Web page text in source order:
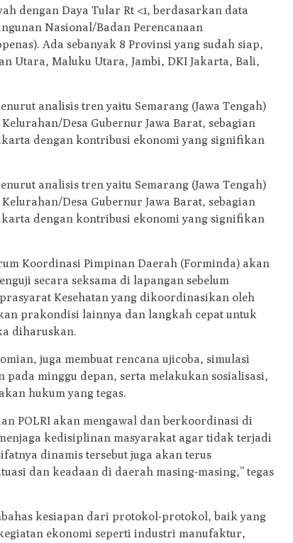
dengan Daya Tular Rt <1, berdasarkan data
Nasional/Badan Perencanaan
Ada sebanyak 8 Provinsi yang sudah siap,
Utara, Maluku Utara, Jambi, DKI Jakarta, Bali,
analisis tren yaitu Semarang (Jawa Tengah)
Desa Gubernur Jawa Barat, sebagian
dengan kontribusi ekonomi yang signifikan
analisis tren yaitu Semarang (Jawa Tengah)
Desa Gubernur Jawa Barat, sebagian
dengan kontribusi ekonomi yang signifikan
Koordinasi Pimpinan Daerah (Forminda) akan
secara seksama di lapangan sebelum
Kesehatan yang dikoordinasikan oleh
prakondisi lainnya dan langkah cepat untuk
diharuskan.
juga membuat rencana ujicoba, simulasi
pada minggu depan, serta melakukan sosialisasi,
hukum yang tegas.
POLRI akan mengawal dan berkoordinasi di
kedisiplinan masyarakat agar tidak terjadi
dinamis tersebut juga akan terus
dan keadaan di daerah masing-masing,” tegas
kesiapan dari protokol-protokol, baik yang
ekonomi seperti industri manufaktur,